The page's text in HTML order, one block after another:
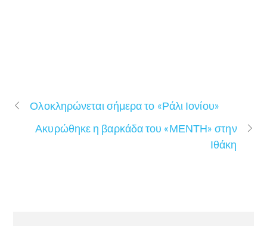
Ολοκληρώνεται σήμερα το «Ράλι Ιονίου»
Ακυρώθηκε η βαρκάδα του «ΜΕΝΤΗ» στην
Ιθάκη